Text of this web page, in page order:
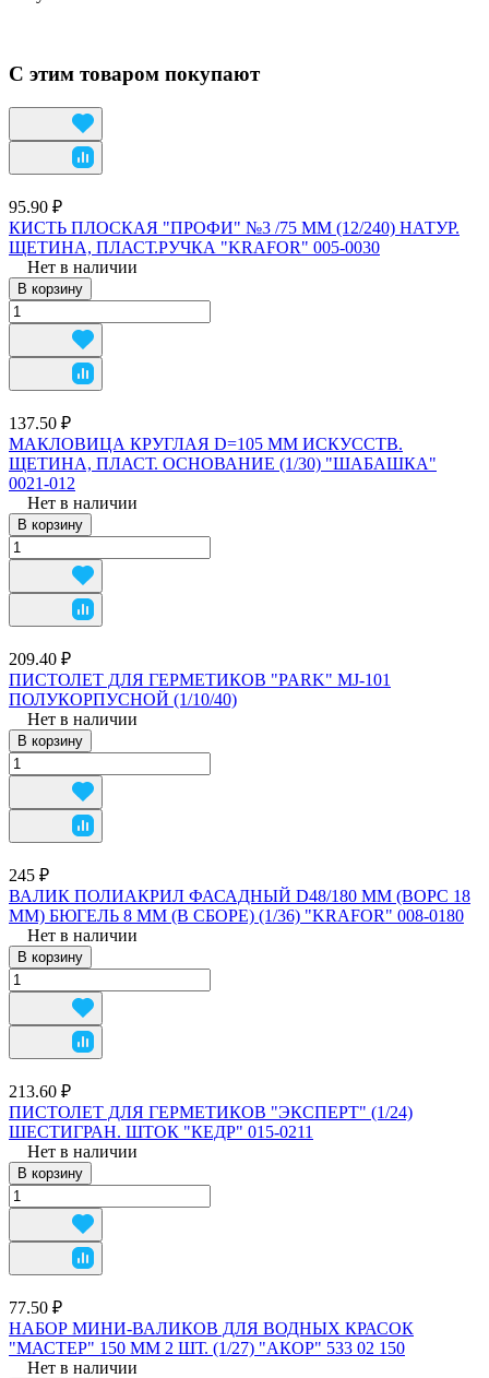
С этим товаром покупают
95.90 ₽
КИСТЬ ПЛОСКАЯ "ПРОФИ" №3 /75 ММ (12/240) НАТУР.
ЩЕТИНА, ПЛАСТ.РУЧКА "KRAFOR" 005-0030
Нет в наличии
В корзину
137.50 ₽
МАКЛОВИЦА КРУГЛАЯ D=105 ММ ИСКУССТВ.
ЩЕТИНА, ПЛАСТ. ОСНОВАНИЕ (1/30) "ШАБАШКА"
0021-012
Нет в наличии
В корзину
209.40 ₽
ПИСТОЛЕТ ДЛЯ ГЕРМЕТИКОВ "PARK" MJ-101
ПОЛУКОРПУСНОЙ (1/10/40)
Нет в наличии
В корзину
245 ₽
ВАЛИК ПОЛИАКРИЛ ФАСАДНЫЙ D48/180 ММ (ВОРС 18
ММ) БЮГЕЛЬ 8 ММ (В СБОРЕ) (1/36) "KRAFOR" 008-0180
Нет в наличии
В корзину
213.60 ₽
ПИСТОЛЕТ ДЛЯ ГЕРМЕТИКОВ "ЭКСПЕРТ" (1/24)
ШЕСТИГРАН. ШТОК "КЕДР" 015-0211
Нет в наличии
В корзину
77.50 ₽
НАБОР МИНИ-ВАЛИКОВ ДЛЯ ВОДНЫХ КРАСОК
"МАСТЕР" 150 ММ 2 ШТ. (1/27) "АКОР" 533 02 150
Нет в наличии